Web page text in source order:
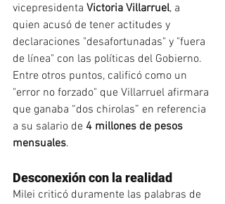
vicepresidenta Victoria Villarruel, a
quien acusó de tener actitudes y
declaraciones "desafortunadas" y "fuera
de línea" con las políticas del Gobierno.
Entre otros puntos, calificó como un
"error no forzado" que Villarruel afirmara
que ganaba “dos chirolas” en referencia
a su salario de 4 millones de pesos
mensuales.
Desconexión con la realidad
Milei criticó duramente las palabras de